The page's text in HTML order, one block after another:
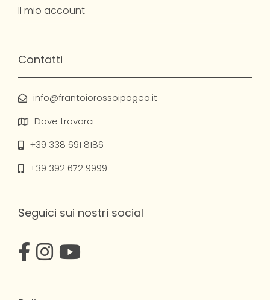
Il mio account
Contatti
info@frantoiorossoipogeo.it
Dove trovarci
+39 338 691 8186
+39 392 672 9999
Seguici sui nostri social